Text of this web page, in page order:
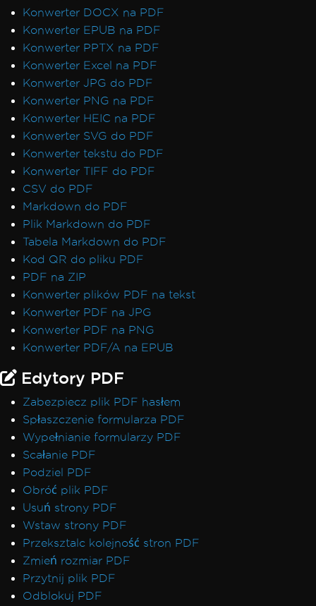
Konwerter DOCX na PDF
Konwerter EPUB na PDF
Konwerter PPTX na PDF
Konwerter Excel na PDF
Konwerter JPG do PDF
Konwerter PNG na PDF
Konwerter HEIC na PDF
Konwerter SVG do PDF
Konwerter tekstu do PDF
Konwerter TIFF do PDF
CSV do PDF
Markdown do PDF
Plik Markdown do PDF
Tabela Markdown do PDF
Kod QR do pliku PDF
PDF na ZIP
Konwerter plików PDF na tekst
Konwerter PDF na JPG
Konwerter PDF na PNG
Konwerter PDF/A na EPUB
Edytory PDF
Zabezpiecz plik PDF hasłem
Spłaszczenie formularza PDF
Wypełnianie formularzy PDF
Scałanie PDF
Podziel PDF
Obróć plik PDF
Usuń strony PDF
Wstaw strony PDF
Przeksztalc kolejność stron PDF
Zmień rozmiar PDF
Przytnij plik PDF
Odblokuj PDF